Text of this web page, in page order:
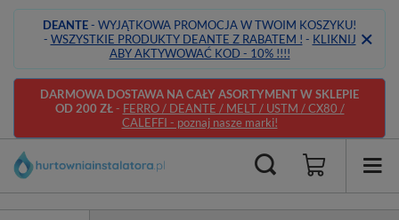
DEANTE- WYJĄTKOWA PROMOCJA W TWOIM KOSZYKU!
- WSZYSTKIE PRODUKTY DEANTE Z RABATEM ! - KLIKNIJ
ABY AKTYWOWAĆ KOD - 10% !!!!
DARMOWA DOSTAWA NA CAŁY ASORTYMENT W SKLEPIE
OD 200 ZŁ- FERRO / DEANTE / MELT / USTM / CX80 /
CALEFFI - poznaj nasze marki!